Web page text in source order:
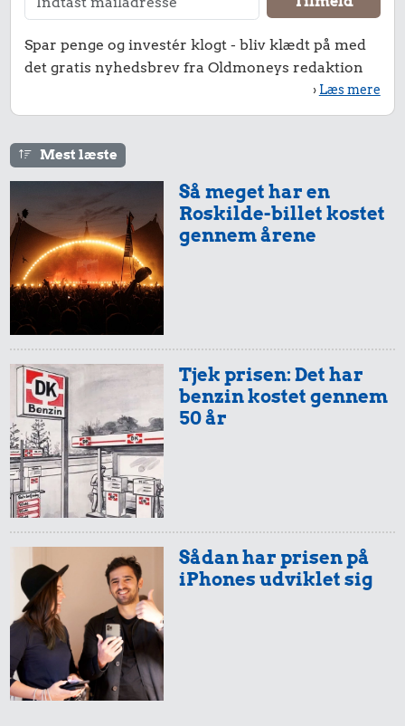
0,16 kr.
2 kg mel
42 kr.
Komfur
1.365 kr.
Rolex-ur
0,21 kr.
1 dåse suppe
4,16 kr.
Taxatur,
Hovedbanegården-
Lufthavnen
7,80 kr.
3,12 kr.
10 kg gas
0,26 kr.
1 kg havregryn
Spar penge og investér klogt - bliv klædt på med
det gratis nyhedsbrev fra Oldmoneys redaktion
› Læs mere
Mest læste
Så meget har en
Roskilde-billet kostet
gennem årene
Tjek prisen: Det har
benzin kostet gennem
50 år
Sådan har prisen på
iPhones udviklet sig